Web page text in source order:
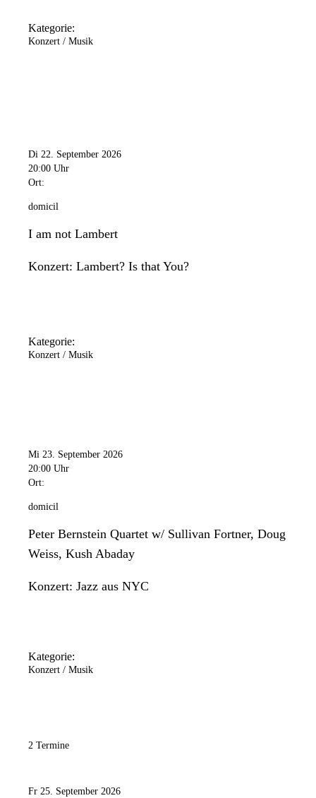
Kategorie:
Konzert / Musik
Di 22. September 2026
20:00 Uhr
Ort:
domicil
I am not Lambert
Konzert: Lambert? Is that You?
Kategorie:
Konzert / Musik
Mi 23. September 2026
20:00 Uhr
Ort:
domicil
Peter Bernstein Quartet w/ Sullivan Fortner, Doug
Weiss, Kush Abaday
Konzert: Jazz aus NYC
Kategorie:
Konzert / Musik
2 Termine
Fr 25. September 2026